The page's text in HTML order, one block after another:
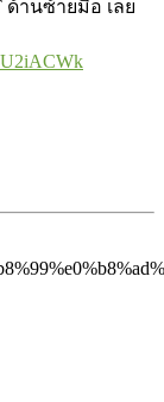
ด้านซ้ายมือ เลย